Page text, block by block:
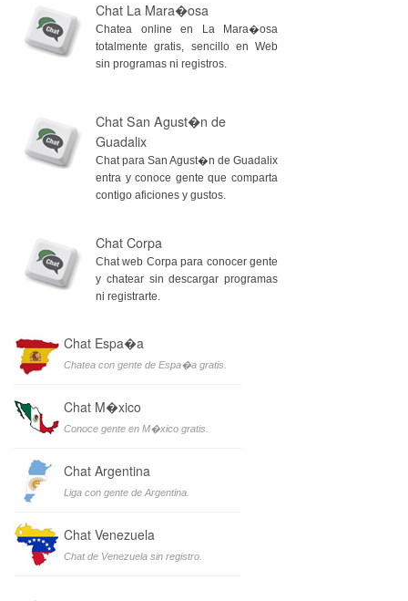
Chat La Mara�osa
Chatea online en La Mara�osa
totalmente gratis, sencillo en Web
sin programas ni registros.
Chat San Agust�n de
Guadalix
Chat para San Agust�n de Guadalix
entra y conoce gente que comparta
contigo aficiones y gustos.
Chat Corpa
Chat web Corpa para conocer gente
y chatear sin descargar programas
ni registrarte.
Chat Espa�a
Chatea con gente de Espa�a gratis.
Chat M�xico
Conoce gente en M�xico gratis.
Chat Argentina
Liga con gente de Argentina.
Chat Venezuela
Chat de Venezuela sin registro.